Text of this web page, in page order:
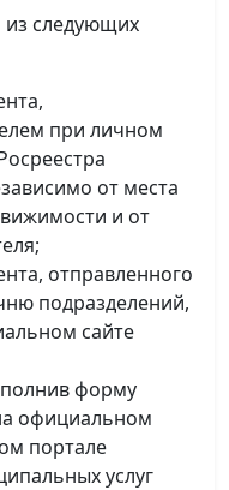
следующих
при личном
от места
и от
отправленного
подразделений,
сайте
форму
официальном
портале
услуг